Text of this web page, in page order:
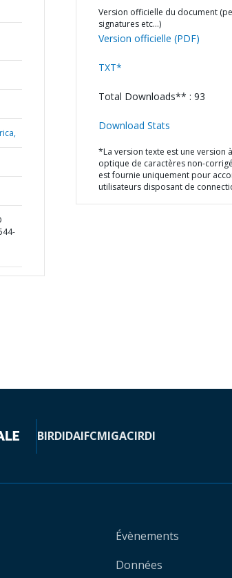
Version officielle du document
signatures etc…)
Version officielle (PDF)
TXT*
Total Downloads** : 93
Download Stats
*La version texte est une version
optique de caractères non-
est fournie uniquement pour
utilisateurs disposant de
BIRDIDAIFCMIGACIRDI
Évènements
Données